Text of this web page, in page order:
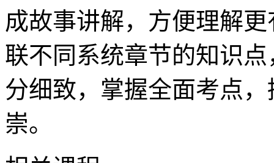
成故事讲解，方便理解
联不同系统章节的知识
分细致，掌握全面考点
崇。